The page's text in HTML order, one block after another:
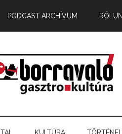
PODCAST ARCHÍVUM